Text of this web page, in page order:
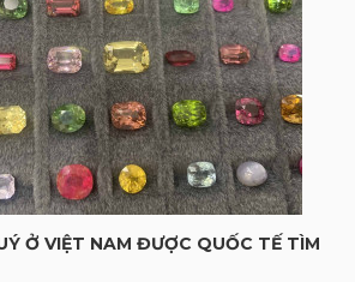
Ở VIỆT NAM ĐƯỢC QUỐC TẾ TÌM